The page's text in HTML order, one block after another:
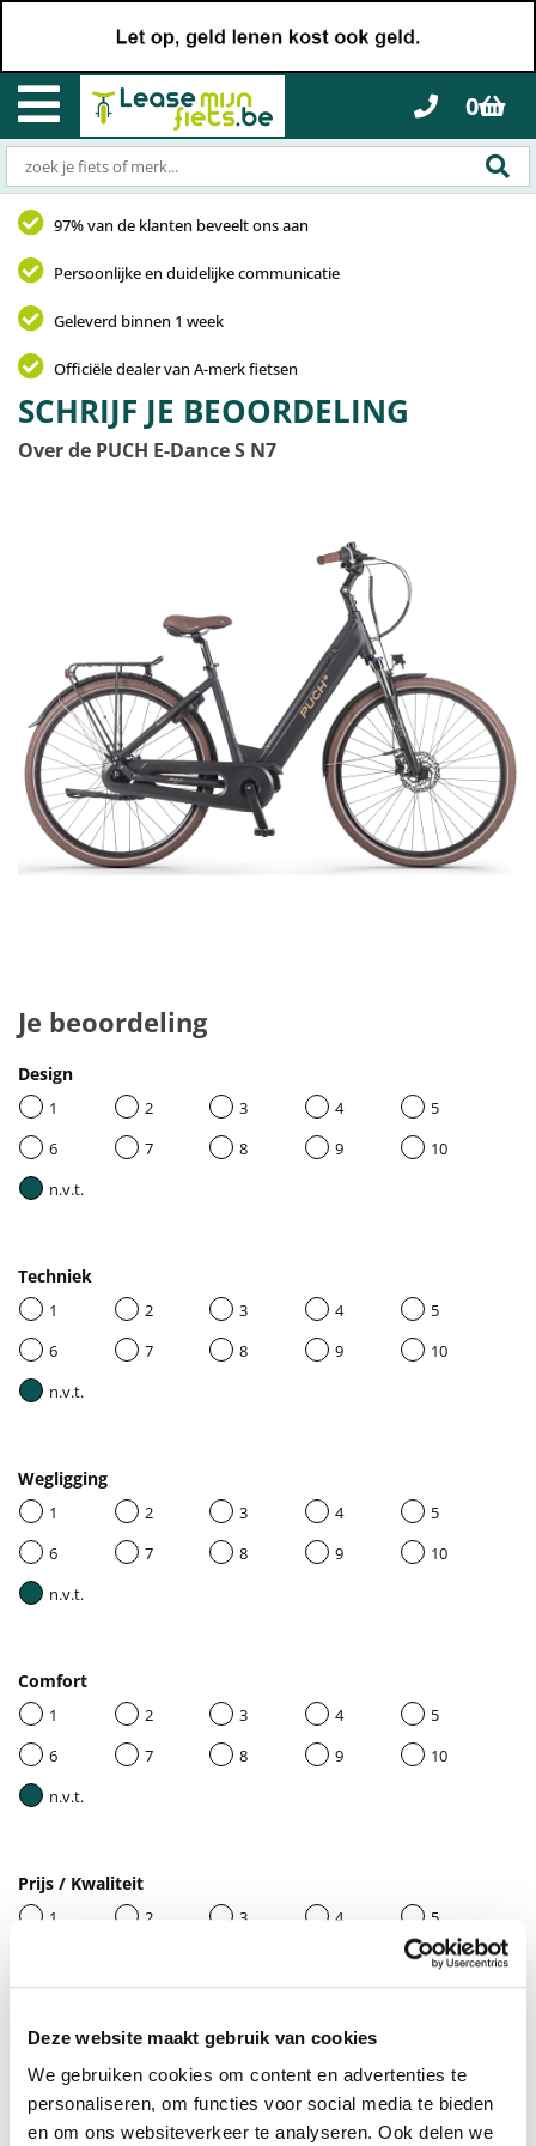
Deze website maakt gebruik van cookies
We gebruiken cookies om content en advertenties te
personaliseren, om functies voor social media te bieden
en om ons websiteverkeer te analyseren. Ook delen we
0
97% van de klanten beveelt ons aan
Persoonlijke en duidelijke communicatie
Geleverd binnen 1 week
Officiële dealer van A-merk fietsen
SCHRIJF JE BEOORDELING
Over de PUCH E-Dance S N7
Je beoordeling
Design
1 2 3 4
5
6
7 8 9
10
n.v.t.
Techniek
1 2 3 4
5
6
7 8 9
10
n.v.t.
Wegligging
1 2 3 4
5
6
7 8 9
10
n.v.t.
Comfort
1 2 3 4
5
6
7 8 9
10
n.v.t.
Prijs / Kwaliteit
1 2 3 4
5
10
Geef je beoordeling een titel